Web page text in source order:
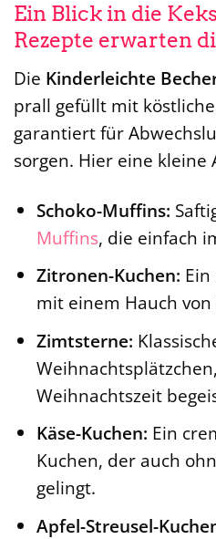
Ein Blick in die
Rezepte erwarten
Die Kinderleichte
prall gefüllt mit
garantiert für
sorgen. Hier eine kleine
Schoko-Muffins:
Muffins, die einfach
Zitronen-Kuchen:
mit einem Hauch
Zimtsterne:
Weihnachtszeit
Käse-Kuchen: Ein
Kuchen, der auch
gelingt.
Apfel-Streusel-